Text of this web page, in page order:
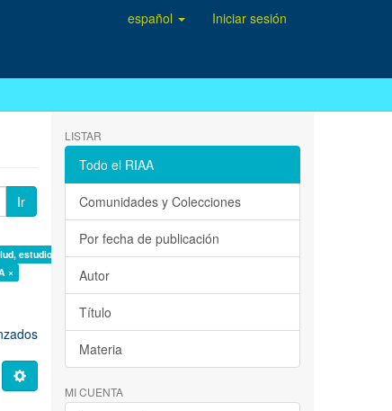
español Iniciar sesión
Ir
estudio de casos ×
×
LISTAR
Todo el RIAA
Comunidades y Colecciones
Por fecha de publicación
Autor
Título
Materia
MI CUENTA